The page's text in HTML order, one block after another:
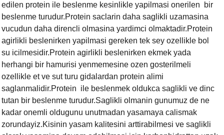
edilen protein ile beslenme kesinlikle yapilmasi onerilen bir
beslenme turudur.Protein saclarin daha saglikli uzamasina
vucudun daha direncli olmasina yardimci olmaktadir.Protein
agirlikli beslenirken yapilmasi gereken tek sey ozellikle bol
su icilmesidir.Protein agirlikli beslenirken ekmek yada
herhangi bir hamurisi yenmemesine ozen gosterilmeli
ozellikle et ve sut turu gidalardan protein alimi
saglanmalidir.Protein ile beslenmek oldukca saglikli ve dinc
tutan bir beslenme turudur.Saglikli olmanin gunumuz de ne
kadar onemli oldugunu unutmadan yasamaya calismak
zorundayiz.Kisinin yasam kalitesini arttirabilmesi ve saglikli